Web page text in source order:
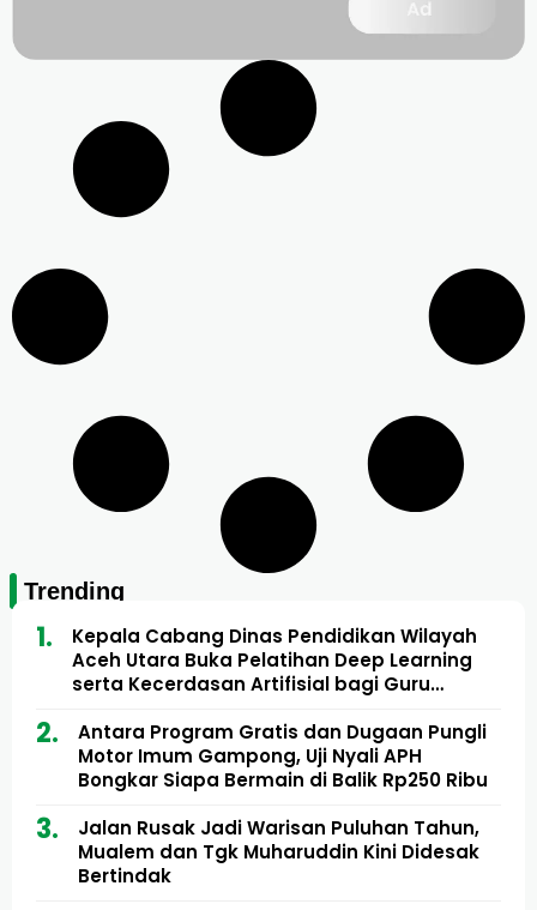
Trending
Kepala Cabang Dinas Pendidikan Wilayah
Aceh Utara Buka Pelatihan Deep Learning
serta Kecerdasan Artifisial bagi Guru
Antara Program Gratis dan Dugaan Pungli
Motor Imum Gampong, Uji Nyali APH
Bongkar Siapa Bermain di Balik Rp250 Ribu
Jalan Rusak Jadi Warisan Puluhan Tahun,
Mualem dan Tgk Muharuddin Kini Didesak
Bertindak